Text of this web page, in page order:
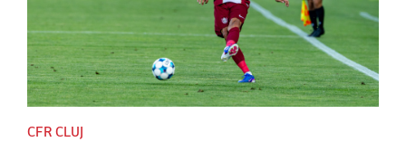
CFR CLUJ